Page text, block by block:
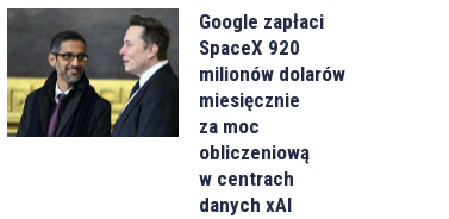
Google zapłaci
SpaceX 920
milionów dolarów
miesięcznie
za moc
obliczeniową
w centrach
danych xAI